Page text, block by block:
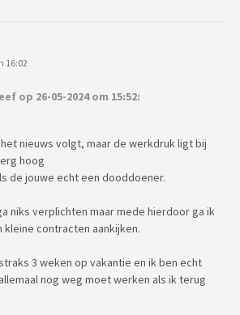
16:02
op 26-05-2024 om 15:52:
nieuws volgt, maar de werkdruk ligt bij
hoog
de jouwe echt een dooddoener.
niks verplichten maar mede hierdoor ga ik
contracten aankijken.
3 weken op vakantie en ik ben echt
nog weg moet werken als ik terug